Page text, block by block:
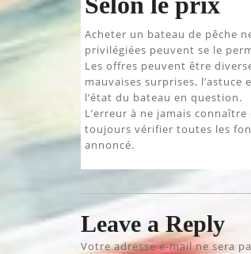
Acheter un bateau de pêche
privilégiées peuvent se le
Les offres peuvent être
mauvaises surprises,
l’état du bateau en question.
L’erreur à ne jamais
toujours vérifier toutes les
annoncé.
Leave a Reply
Votre adresse e-mail ne sera